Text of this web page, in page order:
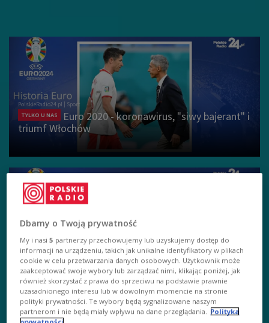
TYLKO U NAS
Euro 2020 - koronawirus, "siwy bajerant" i
triumf Włochów
Historia EURO: 2012 - chaos i
„farbowane lisy”, ekipa Smudy nie wykorzystała
szansy
Dbamy o Twoją prywatność
My i nasi5 partnerzy przechowujemy lub uzyskujemy dostęp do
informacji na urządzeniu, takich jak unikalne identyfikatory w plikach
cookie w celu przetwarzania danych osobowych. Użytkownik może
zaakceptować swoje wybory lub zarządzać nimi, klikając poniżej, jak
również skorzystać z prawa do sprzeciwu na podstawie prawnie
uzasadnionego interesu lub w dowolnym momencie na stronie
polityki prywatności. Te wybory będą sygnalizowane naszym
partnerom i nie będą miały wpływu na dane przeglądania.
Polityka